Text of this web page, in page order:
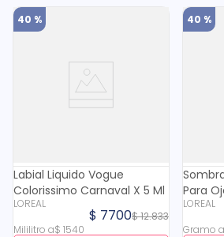
40 %
Labial Liquido Vogue
Colorissimo Carnaval X 5 Ml
LOREAL
$12.833
$ 7700
Mililitro a$ 1540
40 %
Para
LOREAL
Gramo a